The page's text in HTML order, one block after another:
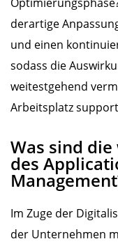
derartige
und einen
sodass die
weitestgehend
Arbeitsplatz
Was sind
des
Im Zuge der
der Unternehmen